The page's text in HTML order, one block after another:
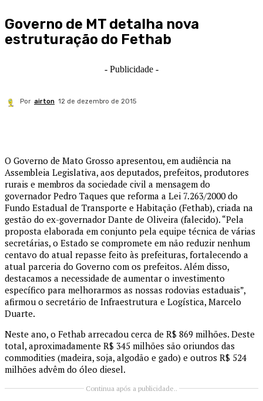
Governo de MT detalha nova
estruturação do Fethab
- Publicidade -
Por airton 12 de dezembro de 2015
O Governo de Mato Grosso apresentou, em audiência na
Assembleia Legislativa, aos deputados, prefeitos, produtores
rurais e membros da sociedade civil a mensagem do
governador Pedro Taques que reforma a Lei 7.263/2000 do
Fundo Estadual de Transporte e Habitação (Fethab), criada na
gestão do ex-governador Dante de Oliveira (falecido). “Pela
proposta elaborada em conjunto pela equipe técnica de várias
secretárias, o Estado se compromete em não reduzir nenhum
centavo do atual repasse feito às prefeituras, fortalecendo a
atual parceria do Governo com os prefeitos. Além disso,
destacamos a necessidade de aumentar o investimento
específico para melhorarmos as nossas rodovias estaduais”,
afirmou o secretário de Infraestrutura e Logística, Marcelo
Duarte.
Neste ano, o Fethab arrecadou cerca de R$ 869 milhões. Deste
total, aproximadamente R$ 345 milhões são oriundos das
commodities (madeira, soja, algodão e gado) e outros R$ 524
milhões advêm do óleo diesel.
Continua após a publicidade..